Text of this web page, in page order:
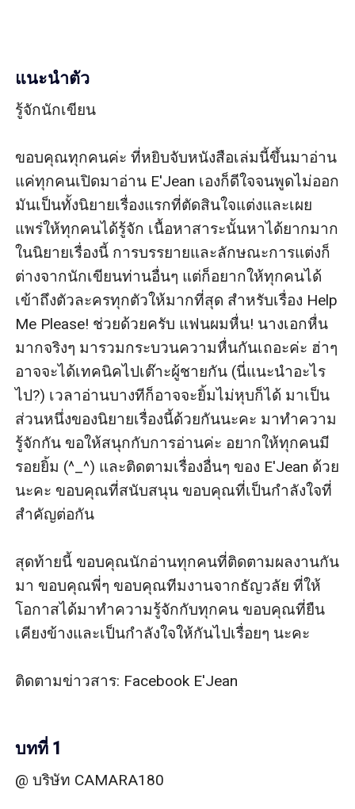
แนะนำตัว
รู้จักนักเขียน
ขอบคุณทุกคนค่ะ ที่หยิบจับหนังสือเล่มนี้ขึ้นมาอ่าน
แค่ทุกคนเปิดมาอ่าน E'Jean เองก็ดีใจจนพูดไม่ออก
มันเป็นทั้งนิยายเรื่องแรกที่ตัดสินใจแต่งและเผย
แพร่ให้ทุกคนได้รู้จัก เนื้อหาสาระนั้นหาได้ยากมาก
ในนิยายเรื่องนี้ การบรรยายและลักษณะการแต่งก็
ต่างจากนักเขียนท่านอื่นๆ แต่ก็อยากให้ทุกคนได้
เข้าถึงตัวละครทุกตัวให้มากที่สุด สำหรับเรื่อง Help
Me Please! ช่วยด้วยครับ แฟนผมหื่น! นางเอกหื่น
มากจริงๆ มารวมกระบวนความหื่นกันเถอะค่ะ ฮ่าๆ
อาจจะได้เทคนิคไปเต๊าะผู้ชายกัน (นี่แนะนำอะไร
ไป?) เวลาอ่านบางทีก็อาจจะยิ้มไม่หุบก็ได้ มาเป็น
ส่วนหนึ่งของนิยายเรื่องนี้ด้วยกันนะคะ มาทำความ
รู้จักกัน ขอให้สนุกกับการอ่านค่ะ อยากให้ทุกคนมี
รอยยิ้ม (^_^) และติดตามเรื่องอื่นๆ ของ E'Jean ด้วย
นะคะ ขอบคุณที่สนับสนุน ขอบคุณที่เป็นกำลังใจที่
สำคัญต่อกัน
สุดท้ายนี้ ขอบคุณนักอ่านทุกคนที่ติดตามผลงานกัน
มา ขอบคุณพี่ๆ ขอบคุณทีมงานจากธัญวลัย ที่ให้
โอกาสได้มาทำความรู้จักกับทุกคน ขอบคุณที่ยืน
เคียงข้างและเป็นกำลังใจให้กันไปเรื่อยๆ นะคะ
ติดตามข่าวสาร: Facebook E'Jean
บทที่ 1
@ บริษัท CAMARA180